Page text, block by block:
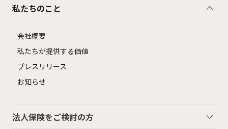
私たちのこと
会社概要
私たちが提供する価値
プレスリリース
お知らせ
法人保険をご検討の方